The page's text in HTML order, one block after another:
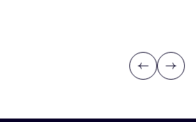
Previous
Next